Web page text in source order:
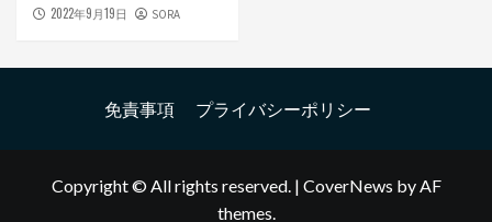
2022年9月19日 SORA
免責事項 プライバシーポリシー
Copyright © All rights reserved. | CoverNews by AF
themes.